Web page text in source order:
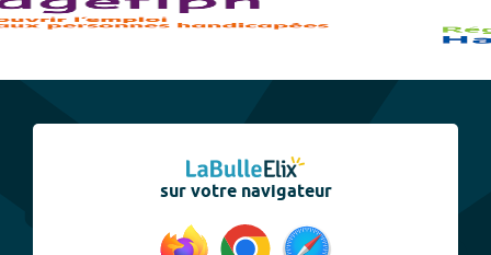
sur votre navigateur